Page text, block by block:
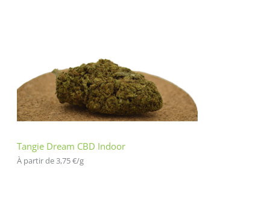
Tangie Dream CBD Indoor
À partir de 3,75€/g